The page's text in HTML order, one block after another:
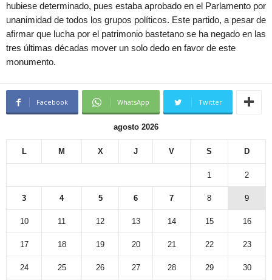
hubiese determinado, pues estaba aprobado en el Parlamento por
unanimidad de todos los grupos políticos. Este partido, a pesar de
afirmar que lucha por el patrimonio bastetano se ha negado en las
tres últimas décadas mover un solo dedo en favor de este
monumento.
Facebook WhatsApp Twitter
agosto 2026
L M X J V S D
1 2
3 4 5 6 7 8 9
10 11 12 13 14 15 16
17 18 19 20 21 22 23
24 25 26 27 28 29 30